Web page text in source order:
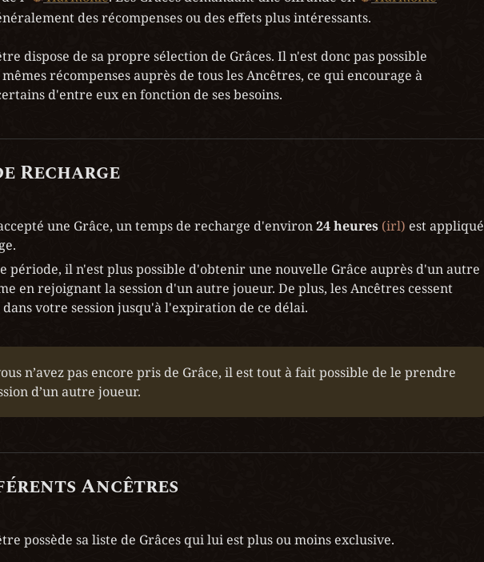
des récompenses ou des effets plus intéressants.
dispose de sa propre sélection de Grâces. Il n'est donc pas possible
récompenses auprès de tous les Ancêtres, ce qui encourage à
d'entre eux en fonction de ses besoins.
Recharge
une Grâce, un temps de recharge d'environ 24 heures (irl) est appliqué
période, il n'est plus possible d'obtenir une nouvelle Grâce auprès d'un autre
en rejoignant la session d'un autre joueur. De plus, les Ancêtres cessent
votre session jusqu'à l'expiration de ce délai.
n’avez pas encore pris de Grâce, il est tout à fait possible de le prendre
d’un autre joueur.
Ancêtres
possède sa liste de Grâces qui lui est plus ou moins exclusive.